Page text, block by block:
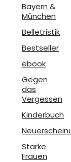
Bayern &
München
Belletristik
Bestseller
ebook
Gegen
das
Vergessen
Kinderbuch
Starke
Frauen